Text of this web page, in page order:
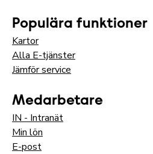
Populära funktioner
Kartor
Alla E-tjänster
Jämför service
Medarbetare
IN - Intranät
Min lön
E-post